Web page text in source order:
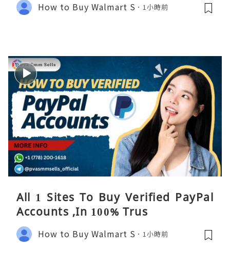
How to Buy Walmart S 1小時前
All 1 Sites To Buy Verified PayPal
Accounts ,In 100% Trus
How to Buy Walmart S 1小時前